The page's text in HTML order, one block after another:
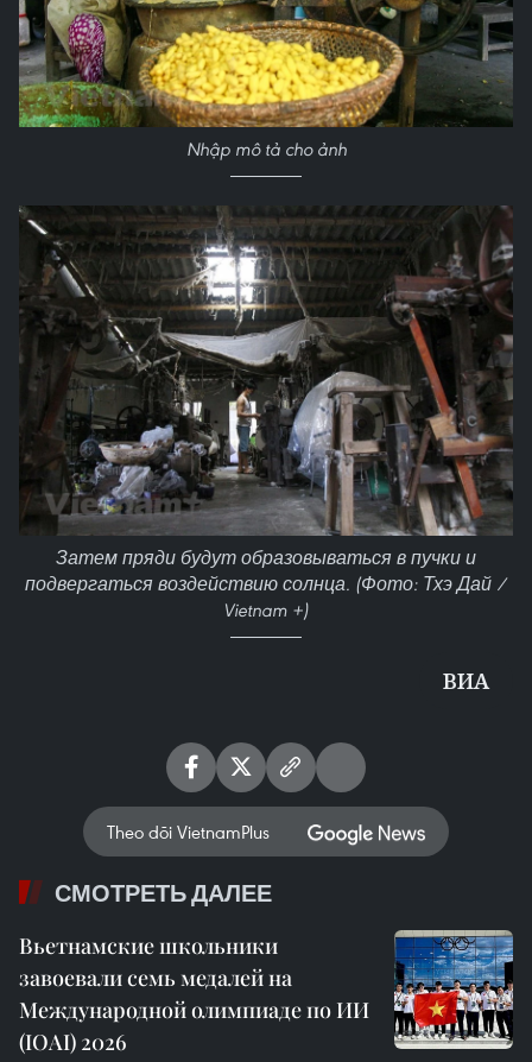
Nhập mô tả cho ảnh
Затем пряди будут образовываться в пучки и
подвергаться воздействию солнца. (Фото: Тхэ Дай /
Vietnam +)
ВИА
Theo dõi VietnamPlus
СМОТРЕТЬ ДАЛЕЕ
Вьетнамские школьники
завоевали семь медалей на
Международной олимпиаде по ИИ
(IOAI) 2026